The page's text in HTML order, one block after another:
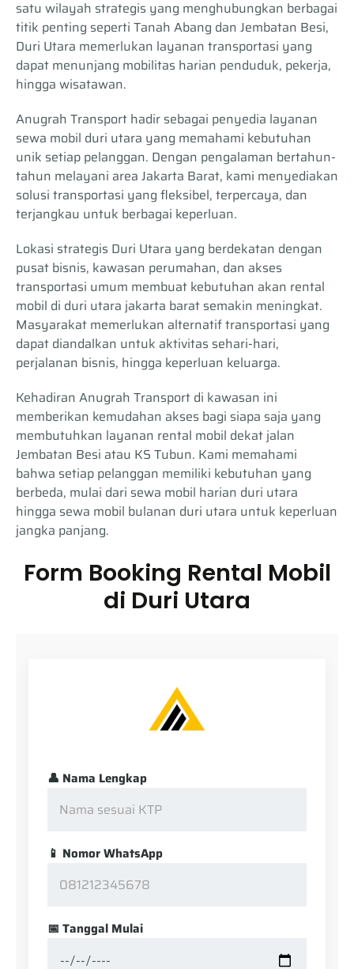
satu wilayah strategis yang menghubungkan berbagai
titik penting seperti Tanah Abang dan Jembatan Besi,
Duri Utara memerlukan layanan transportasi yang
dapat menunjang mobilitas harian penduduk, pekerja,
hingga wisatawan.
Anugrah Transport hadir sebagai penyedia layanan
sewa mobil duri utara yang memahami kebutuhan
unik setiap pelanggan. Dengan pengalaman bertahun-
tahun melayani area Jakarta Barat, kami menyediakan
solusi transportasi yang fleksibel, terpercaya, dan
terjangkau untuk berbagai keperluan.
Lokasi strategis Duri Utara yang berdekatan dengan
pusat bisnis, kawasan perumahan, dan akses
transportasi umum membuat kebutuhan akan rental
mobil di duri utara jakarta barat semakin meningkat.
Masyarakat memerlukan alternatif transportasi yang
dapat diandalkan untuk aktivitas sehari-hari,
perjalanan bisnis, hingga keperluan keluarga.
Kehadiran Anugrah Transport di kawasan ini
memberikan kemudahan akses bagi siapa saja yang
membutuhkan layanan rental mobil dekat jalan
Jembatan Besi atau KS Tubun. Kami memahami
bahwa setiap pelanggan memiliki kebutuhan yang
berbeda, mulai dari sewa mobil harian duri utara
hingga sewa mobil bulanan duri utara untuk keperluan
jangka panjang.
Form Booking Rental Mobil
di Duri Utara
👤 Nama Lengkap
📱 Nomor WhatsApp
📅 Tanggal Mulai